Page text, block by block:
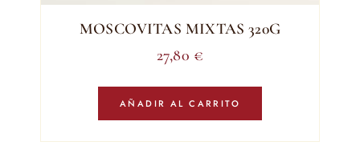
MOSCOVITAS MIXTAS 320G
27,80 €
AÑADIR AL CARRITO